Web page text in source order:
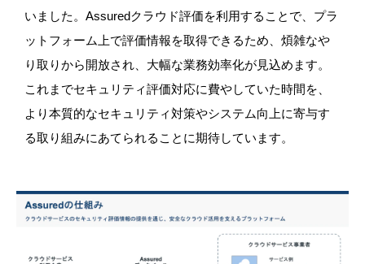
いました。Assuredクラウド評価を利用することで、プラ
ットフォーム上で評価情報を取得できるため、煩雑なや
り取りから開放され、大幅な業務効率化が見込めます。
これまでセキュリティ評価対応に費やしていた時間を、
より本質的なセキュリティ対策やシステム向上に寄与す
る取り組みにあてられることに期待しています。